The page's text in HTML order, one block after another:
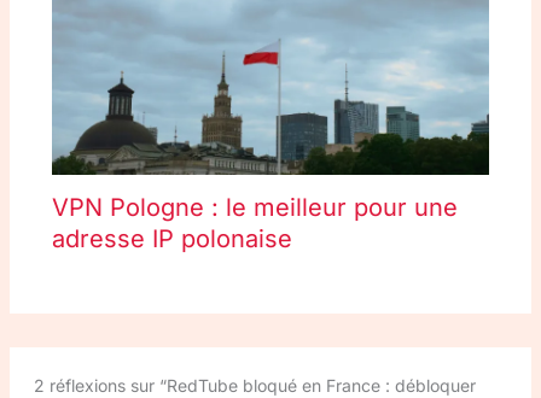
VPN Pologne : le meilleur pour une
adresse IP polonaise
2 réflexions sur “RedTube bloqué en France : débloquer